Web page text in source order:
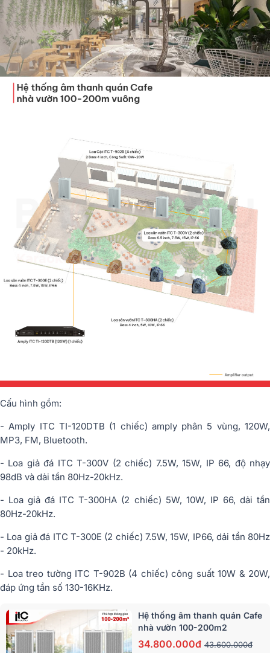
Cấu hình gồm:
- Amply ITC TI-120DTB (1 chiếc) amply phân 5 vùng, 120W,
MP3, FM, Bluetooth.
- Loa giả đá ITC T-300V (2 chiếc) 7.5W, 15W, IP 66, độ nhạy
98dB và dải tần 80Hz-20kHz.
- Loa giả đá ITC T-300HA (2 chiếc) 5W, 10W, IP 66, dải tần
80Hz-20kHz.
- Loa giả đá ITC T-300E (2 chiếc) 7.5W, 15W, IP66, dải tần 80Hz
- 20kHz.
- Loa treo tường ITC T-902B (4 chiếc) công suất 10W & 20W,
đáp ứng tần số 130-16KHz.
Hệ thống âm thanh quán Cafe
nhà vườn 100-200m2
34.800.000đ 43.600.000đ